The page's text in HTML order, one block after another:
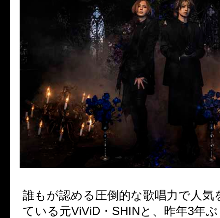
誰もが認める圧倒的な歌唱力で人気
ている元ViViD・SHINと、昨年3年